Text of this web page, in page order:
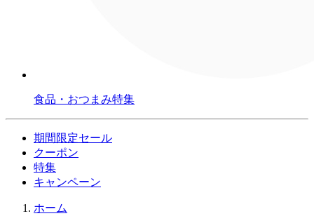
食品・おつまみ特集
期間限定セール
クーポン
特集
キャンペーン
ホーム